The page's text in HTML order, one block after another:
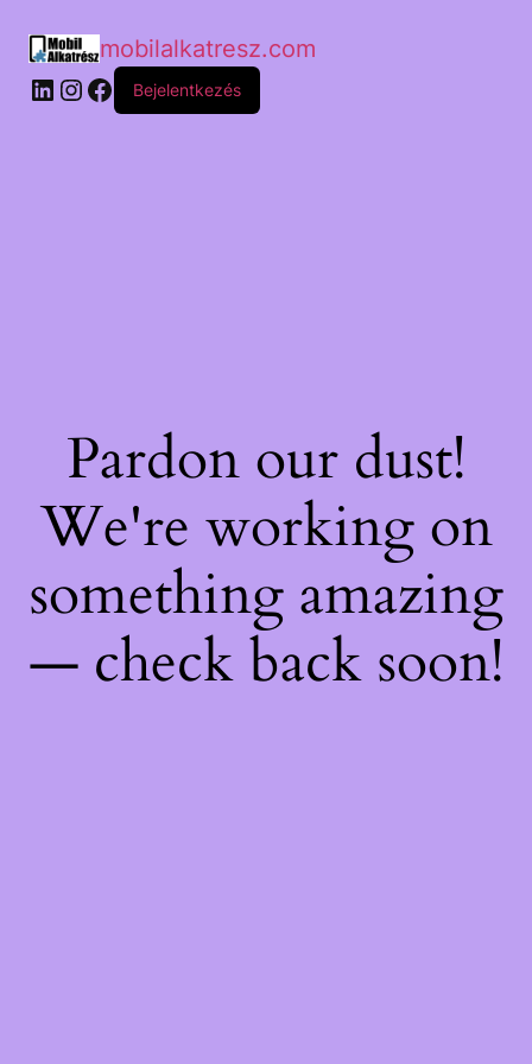
mobilalkatresz.com
Bejelentkezés
Pardon our dust!
We're working on
something amazing
— check back soon!